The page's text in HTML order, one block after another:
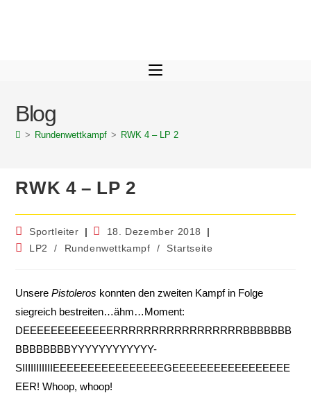
Blog
> Rundenwettkampf > RWK 4 – LP 2
RWK 4 – LP 2
Sportleiter
18. Dezember 2018
LP2
/ Rundenwettkampf / Startseite
UnserePistoleros konnten den zweiten Kampf in Folge
siegreich bestreiten…ähm…Moment:
DEEEEEEEEEEEEERRRRRRRRRRRRRRRRRBBBBBBB
BBBBBBBBYYYYYYYYYYYY-
SIIIIIIIIIIIEEEEEEEEEEEEEEEEGEEEEEEEEEEEEEEEEE
EER! Whoop, whoop!